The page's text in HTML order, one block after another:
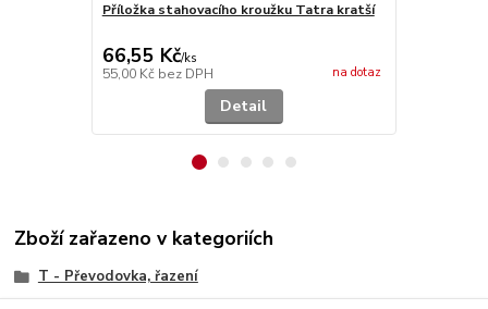
Příložka stahovacího kroužku Tatra kratší
66,55 Kč/ks
55,00 Kč bez DPH na dotaz
Detail
Zboží zařazeno v kategoriích
T - Převodovka, řazení